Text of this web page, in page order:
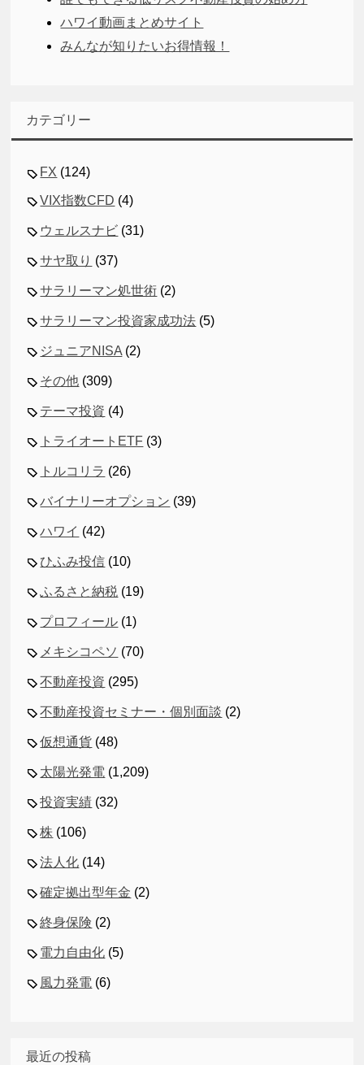
ハワイ動画まとめサイト
みんなが知りたいお得情報！
カテゴリー
FX (124)
VIX指数CFD (4)
ウェルスナビ (31)
サヤ取り (37)
サラリーマン処世術 (2)
サラリーマン投資家成功法 (5)
ジュニアNISA (2)
その他 (309)
テーマ投資 (4)
トライオートETF (3)
トルコリラ (26)
バイナリーオプション (39)
ハワイ (42)
ひふみ投信 (10)
ふるさと納税 (19)
プロフィール (1)
メキシコペソ (70)
不動産投資 (295)
不動産投資セミナー・個別面談 (2)
仮想通貨 (48)
太陽光発電 (1,209)
投資実績 (32)
株 (106)
法人化 (14)
確定拠出型年金 (2)
終身保険 (2)
電力自由化 (5)
風力発電 (6)
最近の投稿